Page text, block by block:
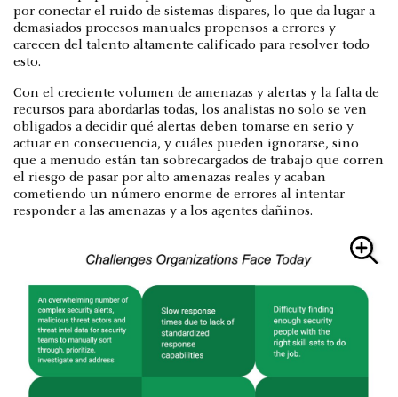
por conectar el ruido de sistemas dispares, lo que da lugar a
demasiados procesos manuales propensos a errores y
carecen del talento altamente calificado para resolver todo
esto.
Con el creciente volumen de amenazas y alertas y la falta de
recursos para abordarlas todas, los analistas no solo se ven
obligados a decidir qué alertas deben tomarse en serio y
actuar en consecuencia, y cuáles pueden ignorarse, sino
que a menudo están tan sobrecargados de trabajo que corren
el riesgo de pasar por alto amenazas reales y acaban
cometiendo un número enorme de errores al intentar
responder a las amenazas y a los agentes dañinos.